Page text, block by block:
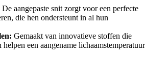
De aangepaste snit zorgt voor een perfecte
die hen ondersteunt in al hun
Gemaakt van innovatieve stoffen die
helpen een aangename lichaamstemperatuur